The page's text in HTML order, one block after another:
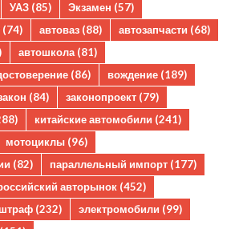
УАЗ (85) Экзамен (57)
(74) автоваз (88) автозапчасти (68)
автошкола(81)
(86) вождение (189)
(84) законопроект (79)
китайские автомобили (241)
мотоциклы (96)
(82) параллельный импорт (177)
авторынок (452)
штраф (232) электромобили (99)